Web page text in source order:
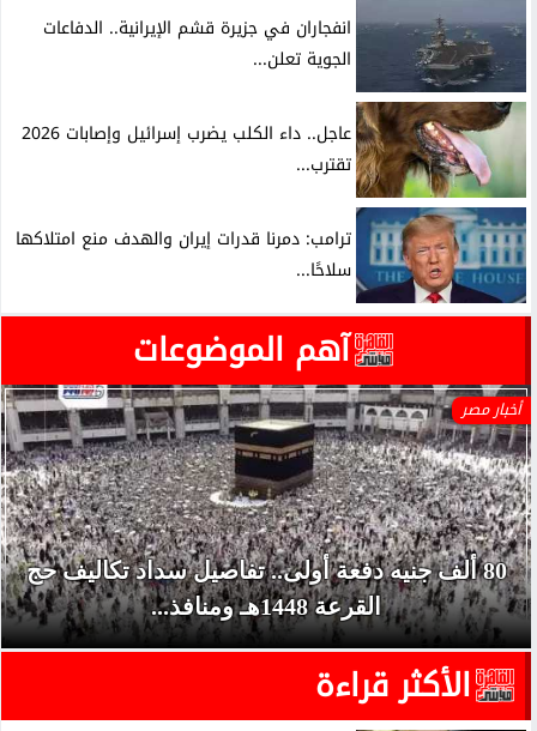
انفجاران في جزيرة قشم الإيرانية.. الدفاعات
الجوية تعلن...
عاجل.. داء الكلب يضرب إسرائيل وإصابات 2026
تقترب...
ترامب: دمرنا قدرات إيران والهدف منع امتلاكها
سلاحًا...
آهم الموضوعات
أخبار مصر
80 ألف جنيه دفعة أولى.. تفاصيل سداد تكاليف حج
القرعة 1448هـ ومنافذ...
الأكثر قراءة